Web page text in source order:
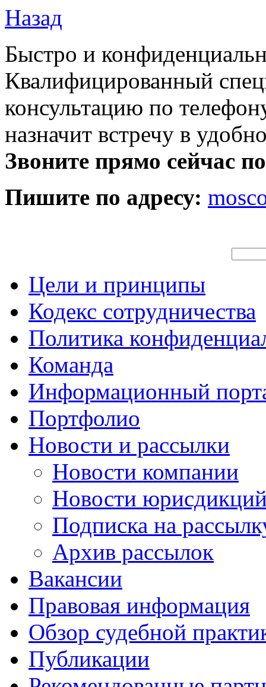
Назад
Быстро и
Квалифицированный
консультацию по
назначит встречу в
Звоните прямо сейчас
Пишите по адресу:
Цели и принципы
Кодекс сотрудничества
Политика
Команда
Информационный
Портфолио
Новости и рассылки
Новости компании
Новости
Подписка на
Архив рассылок
Вакансии
Правовая информация
Обзор судебной
Публикации